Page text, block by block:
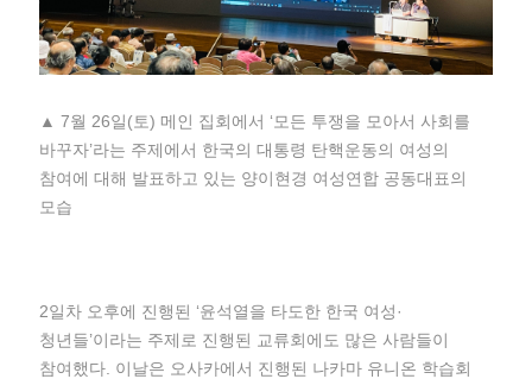
▲ 7월 26일(토) 메인 집회에서 ‘모든 투쟁을 모아서 사회를
바꾸자’라는 주제에서 한국의 대통령 탄핵운동의 여성의
참여에 대해 발표하고 있는 양이현경 여성연합 공동대표의
모습
2일차 오후에 진행된 ‘윤석열을 타도한 한국 여성·
청년들’이라는 주제로 진행된 교류회에도 많은 사람들이
참여했다. 이날은 오사카에서 진행된 나카마 유니온 학습회